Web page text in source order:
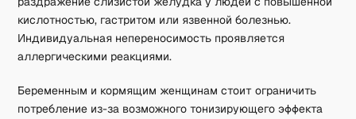
кислотностью, гастритом или язвенной болезнью.
Индивидуальная непереносимость проявляется
аллергическими реакциями.
Беременным и кормящим женщинам стоит ограничить
потребление из-за возможного тонизирующего эффекта